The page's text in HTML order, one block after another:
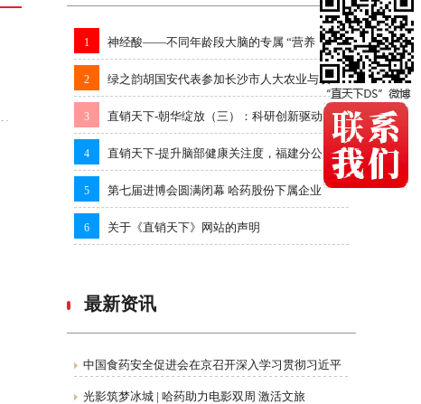
1 神经酸——不同年龄段大脑的专属 “营养
2 绿之韵胡国安代表参加长沙市人大农业与农
3 直销天下-朝华绽放（三）：科研创新驱动
4 直销天下-提升脑部健康关注度，福建分公
5 第七届进博会圆满闭幕 哈药股份下属企业
6 关于《直销天下》网站的声明
最新资讯
中国食药安全促进会在京召开深入学习贯彻习近平
光影筑梦冰城 | 哈药助力电影双周 激活文旅